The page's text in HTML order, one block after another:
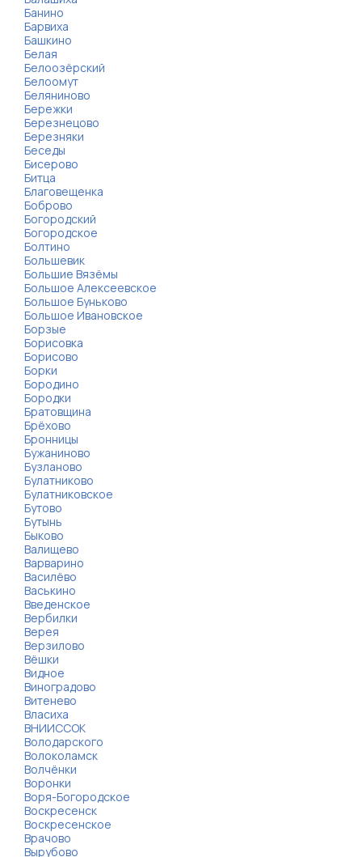
Банино
Барвиха
Башкино
Белая
Белоозёрский
Белоомут
Беляниново
Бережки
Березнецово
Березняки
Беседы
Бисерово
Битца
Благовещенка
Боброво
Богородский
Богородское
Болтино
Большевик
Большие Вязёмы
Большое Алексеевское
Большое Буньково
Большое Ивановское
Борзые
Борисовка
Борисово
Борки
Бородино
Бородки
Братовщина
Брёхово
Бронницы
Бужаниново
Бузланово
Булатниково
Булатниковское
Бутово
Бутынь
Быково
Валищево
Варварино
Василёво
Васькино
Введенское
Вербилки
Верея
Верзилово
Вёшки
Видное
Виноградово
Витенево
Власиха
ВНИИССОК
Володарского
Волоколамск
Волчёнки
Воронки
Воря-Богородское
Воскресенск
Воскресенское
Врачово
Вырубово